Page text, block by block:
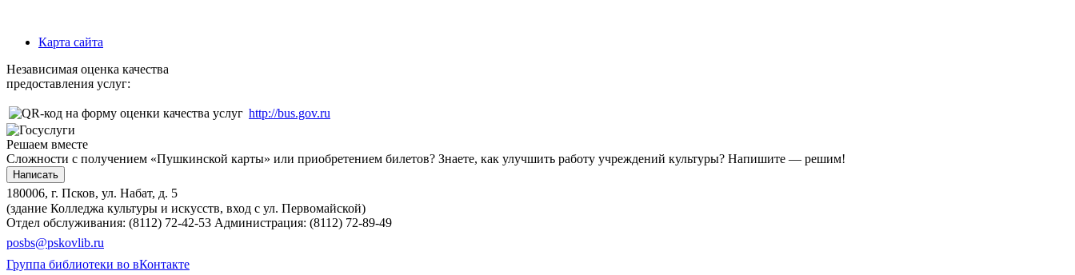
Карта сайта
Независимая оценка качества
предоставления услуг:
http://bus.gov.ru
Решаем вместе
Сложности с получением «Пушкинской карты» или приобретением билетов? Знаете, как улучшить работу учреждений культуры? Напишите — решим!
Написать
180006, г. Псков, ул. Набат, д. 5
(здание Колледжа культуры и искусств, вход с ул. Первомайской)
Отдел обслуживания: (8112) 72-42-53 Администрация: (8112) 72-89-49
posbs@pskovlib.ru
Группа библиотеки во вКонтакте